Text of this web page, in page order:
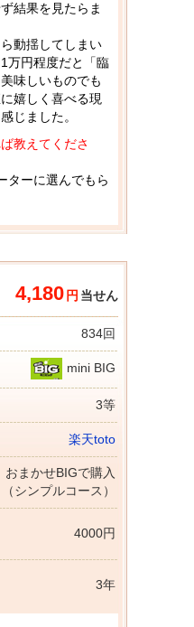
結果を見たらま
動揺してしまい
万円程度だと「臨
味しいものでも
嬉しく喜べる現
じました。
教えてくださ
ターに選んでもら
4,180円 当せん
834回
mini BIG
3等
楽天toto
おまかせBIGで購入
（シンプルコース）
4000円
3年